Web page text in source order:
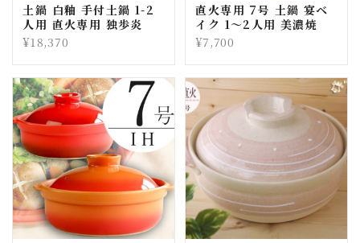
土鍋 白釉 手付土鍋 1-2
人用 直火専用 独歩炎
¥18,370
直火専用 7号 土鍋 宴ベ
イク 1〜2人用 美濃焼
¥7,700